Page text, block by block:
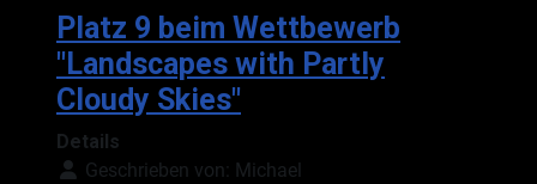
Platz 9 beim Wettbewerb
"Landscapes with Partly
Cloudy Skies"
Details
Geschrieben von:
Michael